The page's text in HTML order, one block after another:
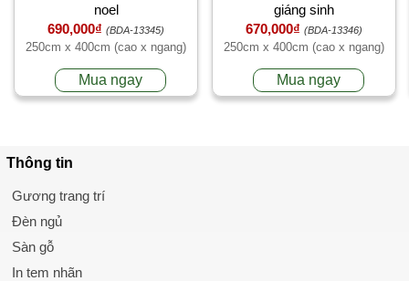
noel
690,000₫ (BDA-13345)
250cm x 400cm (cao x ngang)
Mua ngay
giáng sinh
670,000₫ (BDA-13346)
250cm x 400cm (cao x ngang)
Mua ngay
Thông tin
Gương trang trí
Đèn ngủ
Sàn gỗ
In tem nhãn